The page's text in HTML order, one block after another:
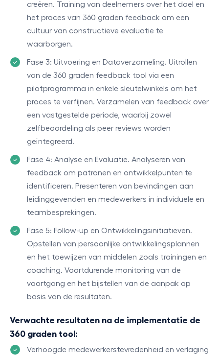
creëren. Training van deelnemers over het doel en
het proces van 360 graden feedback om een
cultuur van constructieve evaluatie te
waarborgen.
Fase 3: Uitvoering en Dataverzameling. Uitrollen
van de 360 graden feedback tool via een
pilotprogramma in enkele sleutelwinkels om het
proces te verfijnen. Verzamelen van feedback over
een vastgestelde periode, waarbij zowel
zelfbeoordeling als peer reviews worden
geïntegreerd.
Fase 4: Analyse en Evaluatie. Analyseren van
feedback om patronen en ontwikkelpunten te
identificeren. Presenteren van bevindingen aan
leidinggevenden en medewerkers in individuele en
teambesprekingen.
Fase 5: Follow-up en Ontwikkelingsinitiatieven.
Opstellen van persoonlijke ontwikkelingsplannen
en het toewijzen van middelen zoals trainingen en
coaching. Voortdurende monitoring van de
voortgang en het bijstellen van de aanpak op
basis van de resultaten.
Verwachte resultaten na de implementatie de
360 graden tool:
Verhoogde medewerkerstevredenheid en verlaging